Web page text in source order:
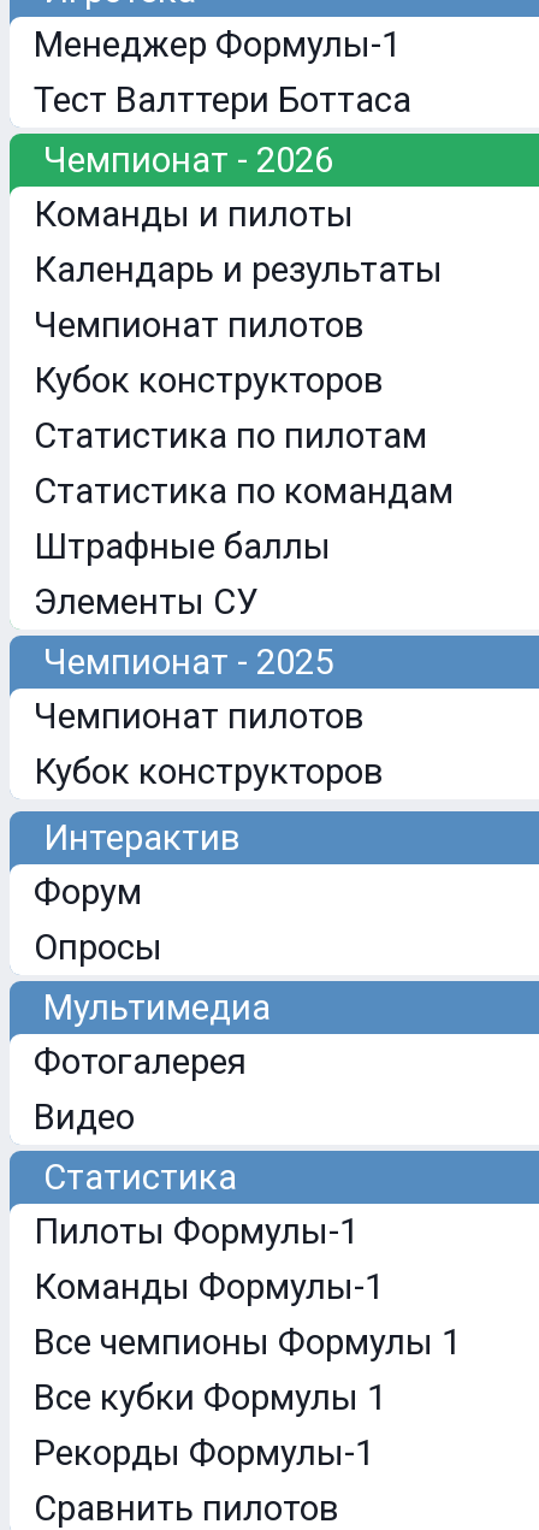
Менеджер Формулы-1
Тест Валттери Боттаса
Чемпионат - 2026
Команды и пилоты
Календарь и результаты
Чемпионат пилотов
Кубок конструкторов
Статистика по пилотам
Статистика по командам
Штрафные баллы
Элементы СУ
Чемпионат - 2025
Чемпионат пилотов
Кубок конструкторов
Интерактив
Форум
Опросы
Мультимедиа
Фотогалерея
Видео
Статистика
Пилоты Формулы-1
Команды Формулы-1
Все чемпионы Формулы 1
Все кубки Формулы 1
Рекорды Формулы-1
Сравнить пилотов